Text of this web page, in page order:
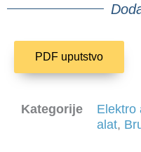
PDF uputstvo
Kategorije Elektro
alat,